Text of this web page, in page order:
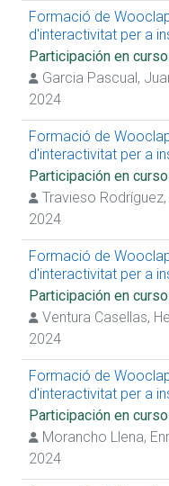
Formació de
d'interactivitat per a
Participación en
Garcia Pascual,
2024
Formació de
d'interactivitat per a
Participación en
Travieso
2024
Formació de
d'interactivitat per a
Participación en
Ventura Casellas,
2024
Formació de
d'interactivitat per a
Participación en
Morancho Llena,
2024